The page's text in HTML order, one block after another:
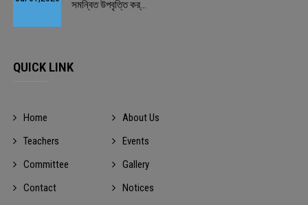
সমন্বিত উপবৃত্তি কর্...
QUICK LINK
Home
About Us
Teachers
Events
Committee
Gallery
Contact
Notices